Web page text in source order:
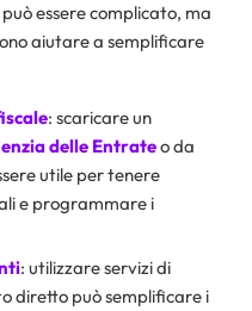
essere complicato, ma
aiutare a semplificare
: scaricare un
delle Entrateo da
utile per tenere
e programmare i
: utilizzare servizi di
diretto può semplificare i